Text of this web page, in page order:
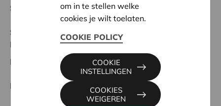
Startdatum:
06/06/2024
Status:
Volledig
Meetjesland
Datum:
06/06/2024
Beslissing: Goedgekeurd
om in te stellen welke
cookies je wilt toelaten.
COOKIE POLICY
COOKIES
WEIGEREN
COOKIE
INSTELLINGEN